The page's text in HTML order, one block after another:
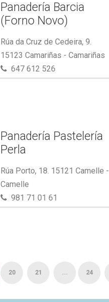
Panadería Barcia
(Forno Novo)
Rúa da Cruz de Cedeira, 9.
15123 Camariñas - Camariñas
647 612 526
Panadería Pastelería
Perla
Rúa Porto, 18. 15121 Camelle -
Camelle
981 71 01 61
20 21 ... 24